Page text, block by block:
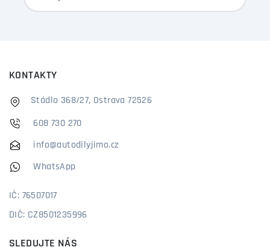
KONTAKTY
Stádlo 368/27, Ostrava 72526
608 730 270
info@autodilyjimo.cz
WhatsApp
IČ: 76507017
DIČ: CZ8501235996
SLEDUJTE NÁS